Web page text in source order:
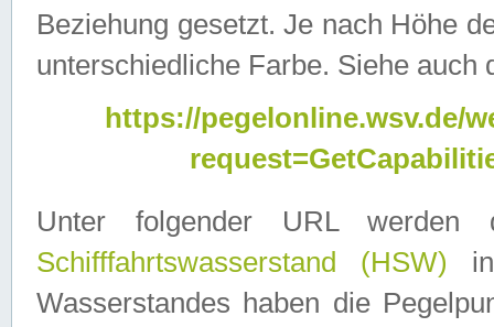
Beziehung gesetzt. Je nach Höhe
unterschiedliche Farbe. Siehe auch
https://pegelonline.wsv.de/
Unter folgender URL
Schifffahrtswasserstand (HSW)
Wasserstandes haben die